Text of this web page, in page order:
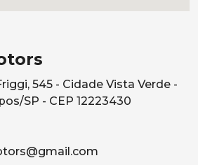
545 - Cidade Vista Verde -
SP - CEP 12223430